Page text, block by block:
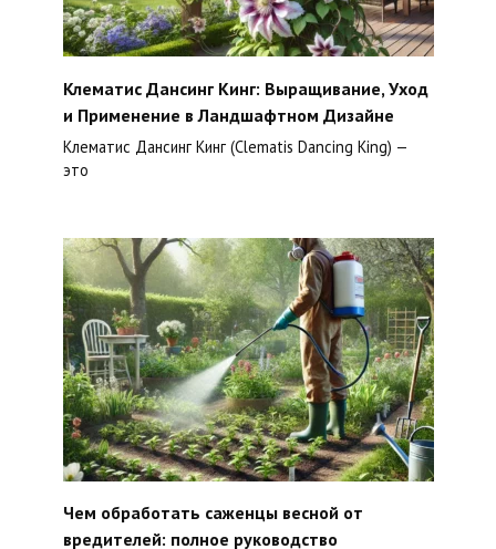
Клематис Дансинг Кинг: Выращивание, Уход
и Применение в Ландшафтном Дизайне
Клематис Дансинг Кинг (Clematis Dancing King) —
это
Чем обработать саженцы весной от
вредителей: полное руководство